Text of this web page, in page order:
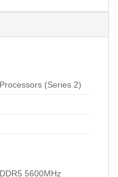
(Series 2)
5600MHz